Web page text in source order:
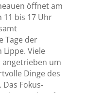
öffnet am
11 bis 17 Uhr
Tage der
Lippe. Viele
angetrieben um
Dinge des
Fokus-